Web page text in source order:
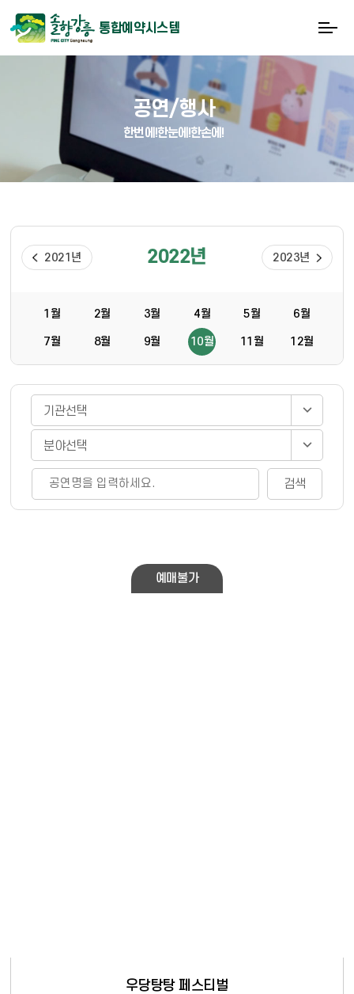
통합예약시스템
공연/행사
한번에!한눈에!한손에!
2022년
2021년 2023년
1월 2월 3월 4월 5월 6월
7월 8월 9월 10월 11월 12월
검색
예매불가
우당탕탕 페스티벌